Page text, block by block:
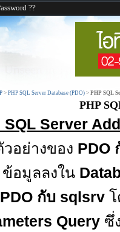
??
> PHP SQL Server Database (PDO) > PHP SQL
PHP
SQL Server
วอย่างของ PDO
ข้อมูลลงใน
PDO กับ sqlsrv
Query ซึ่